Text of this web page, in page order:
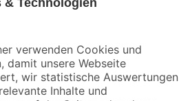
und Aktionen mehr verpassen!